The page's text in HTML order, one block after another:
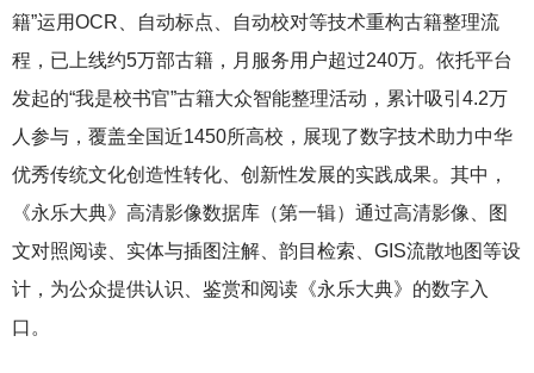
籍”运用OCR、自动标点、自动校对等技术重构古籍整理流
程，已上线约5万部古籍，月服务用户超过240万。依托平台
发起的“我是校书官”古籍大众智能整理活动，累计吸引4.2万
人参与，覆盖全国近1450所高校，展现了数字技术助力中华
优秀传统文化创造性转化、创新性发展的实践成果。其中，
《永乐大典》高清影像数据库（第一辑）通过高清影像、图
文对照阅读、实体与插图注解、韵目检索、GIS流散地图等设
计，为公众提供认识、鉴赏和阅读《永乐大典》的数字入
口。